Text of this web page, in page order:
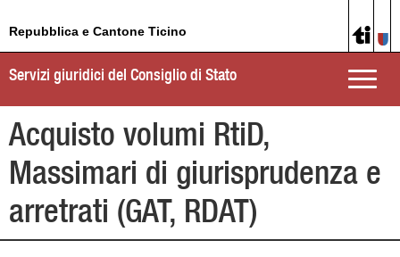
Repubblica e Cantone Ticino
Toggle
Servizi giuridici del Consiglio di Stato
Acquisto volumi RtiD,
Massimari di giurisprudenza e
arretrati (GAT, RDAT)